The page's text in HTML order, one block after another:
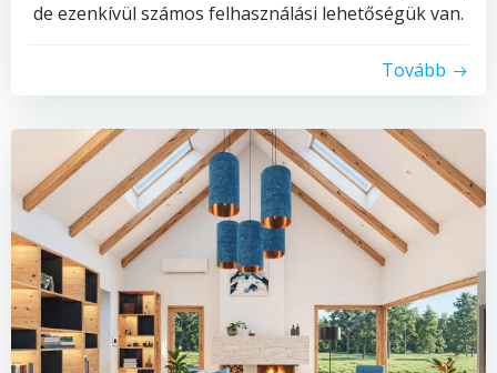
de ezenkívül számos felhasználási lehetőségük van.
Tovább